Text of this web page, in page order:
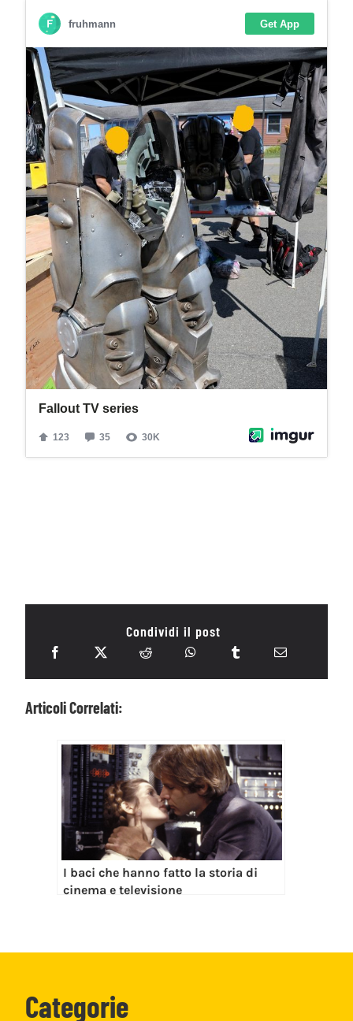
Condividi il post
Articoli Correlati:
I baci che hanno fatto la storia di
cinema e televisione
Categorie